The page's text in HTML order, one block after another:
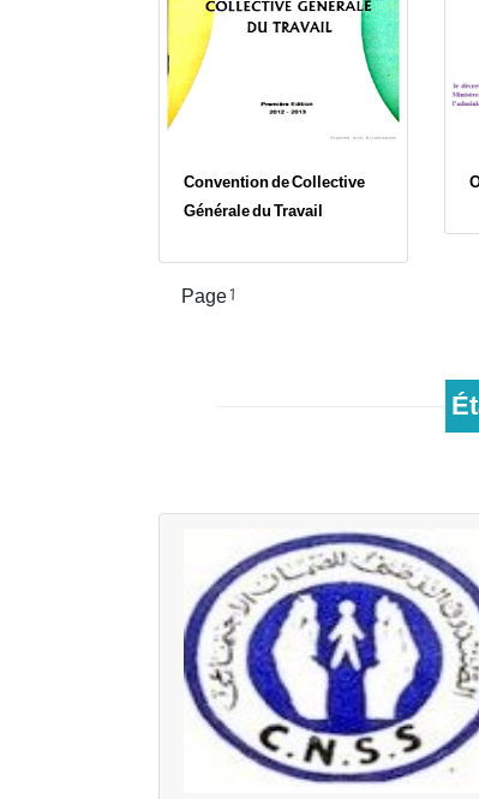
Convention de Collective
Générale du Travail
Pagination
Page 1